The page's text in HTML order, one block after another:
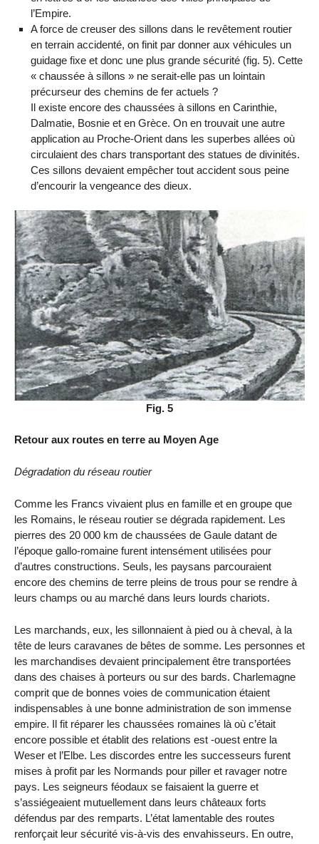
l’Empire.
A force de creuser des sillons dans le revêtement routier
en terrain accidenté, on finit par donner aux véhicules un
guidage fixe et donc une plus grande sécurité (fig. 5). Cette
« chaussée à sillons » ne serait-elle pas un lointain
précurseur des chemins de fer actuels ?
Il existe encore des chaussées à sillons en Carinthie,
Dalmatie, Bosnie et en Grèce. On en trouvait une autre
application au Proche-Orient dans les superbes allées où
circulaient des chars transportant des statues de divinités.
Ces sillons devaient empêcher tout accident sous peine
d’encourir la vengeance des dieux.
Fig. 5
Retour aux routes en terre au Moyen Age
Dégradation du réseau routier
Comme les Francs vivaient plus en famille et en groupe que
les Romains, le réseau routier se dégrada rapidement. Les
pierres des 20 000 km de chaussées de Gaule datant de
l’époque gallo-romaine furent intensément utilisées pour
d’autres constructions. Seuls, les paysans parcouraient
encore des chemins de terre pleins de trous pour se rendre à
leurs champs ou au marché dans leurs lourds chariots.
Les marchands, eux, les sillonnaient à pied ou à cheval, à la
tête de leurs caravanes de bêtes de somme. Les personnes et
les marchandises devaient principalement être transportées
dans des chaises à porteurs ou sur des bards. Charlemagne
comprit que de bonnes voies de communication étaient
indispensables à une bonne administration de son immense
empire. Il fit réparer les chaussées romaines là où c’était
encore possible et établit des relations est -ouest entre la
Weser et l’Elbe. Les discordes entre les successeurs furent
mises à profit par les Normands pour piller et ravager notre
pays. Les seigneurs féodaux se faisaient la guerre et
s’assiégeaient mutuellement dans leurs châteaux forts
défendus par des remparts. L’état lamentable des routes
renforçait leur sécurité vis-à-vis des envahisseurs. En outre,